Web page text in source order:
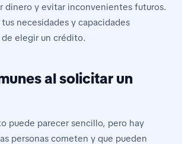
dinero y evitar inconvenientes futuros.
necesidades y capacidades
elegir un crédito.
al solicitar un
puede parecer sencillo, pero hay
personas cometen y que pueden